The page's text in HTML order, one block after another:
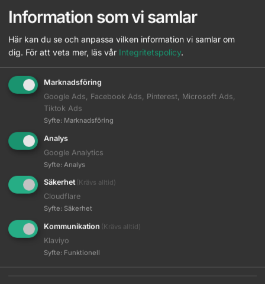
Tillsätt mjukhet samtidigt som du förhindrar att färgen
Hair Sealer är ett efterfärgningsbalsam som förseglar färgen för
att förhindra att den bleknar eller förändras på grund av
varje färgbehandling, ger mjukhet till hårfibern och tillför
omedelbar, intensiv glans. Produkten underlättar utredning och
ger håret en silkeslen, mjuk och behaglig känsla.
Fördelar med Hair Sealer:
Förbättrar utredning av håret.
Reparerar håret efter färgbehandling.
Ger omedelbar mjukhet och glans.
Förseglar effektivt färgen för att förhindra färgförlust.
Hjälper till att bromsa oxidationsprocessen så att färgtonen
inte förändras.
Så här använder du Hair Sealer:
Applicera 2–3 pumpningar i rent hår.
Information som vi samlar
Här kan du se och anpassa vilken information vi samlar om
dig. För att veta mer, läs vår Integritetspolicy.
Marknadsföring
Google Ads, Facebook Ads, Pinterest, Microsoft Ads,
Tiktok Ads
Syfte: Marknadsföring
Analys
Google Analytics
Syfte: Analys
Säkerhet (Krävs alltid)
Cloudflare
Syfte: Säkerhet
Kommunikation (Krävs alltid)
Klaviyo
Syfte: Funktionell